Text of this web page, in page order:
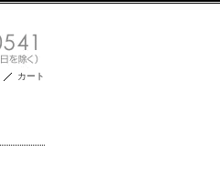
カート